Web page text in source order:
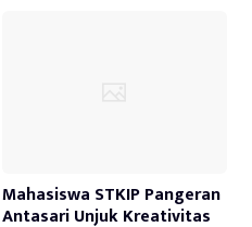
Mahasiswa STKIP Pangeran
Antasari Unjuk Kreativitas